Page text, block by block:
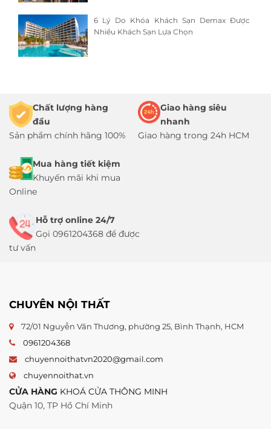
6 Lý Do Khóa Khách Sạn Demax Được
Nhiều Khách Sạn Lựa Chọn
Chất lượng hàng
đầu
Sản phẩm chính hãng 100%
Giao hàng siêu
nhanh
Giao hàng trong 24h HCM
Mua hàng tiết kiệm
Khuyến mãi khi mua
Online
Hỗ trợ online 24/7
Gọi 0961204368 để được
tư vấn
CHUYÊN NỘI THẤT
72/01 Nguyễn Văn Thương, phường 25, Bình Thạnh, HCM
0961204368
chuyennoithatvn2020@gmail.com
chuyennoithat.vn
CỬA HÀNG KHOÁ CỬA THÔNG MINH
Quận 10, TP Hồ Chí Minh